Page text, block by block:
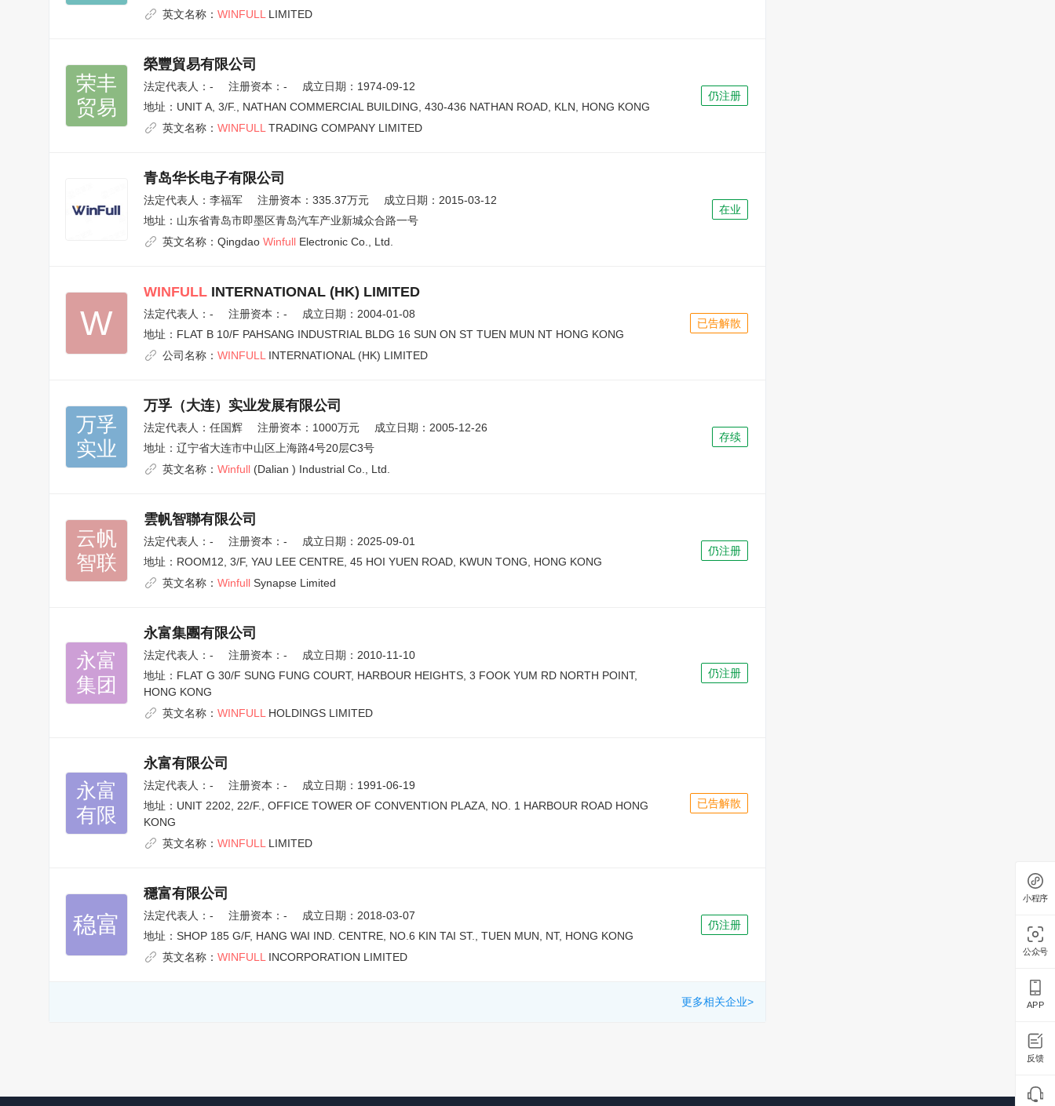
英文名称： WINFULL LIMITED
荣丰
贸易
榮豐貿易有限公司
法定代表人： - 注册资本：-
成立日期：1974-09-12
地址： UNIT A, 3/F., NATHAN COMMERCIAL BUILDING, 430-436 NATHAN ROAD, KLN, HONG KONG
英文名称： WINFULL TRADING COMPANY LIMITED
仍注册
青岛华长电子有限公司
法定代表人： 李福军 注册资本：335.37万元
成立日期：2015-03-12
地址： 山东省青岛市即墨区青岛汽车产业新城众合路一号
英文名称： Qingdao Winfull Electronic Co., Ltd.
在业
W
WINFULL INTERNATIONAL (HK) LIMITED
法定代表人： - 注册资本：-
成立日期：2004-01-08
地址： FLAT B 10/F PAHSANG INDUSTRIAL BLDG 16 SUN ON ST TUEN MUN NT HONG KONG
公司名称： WINFULL INTERNATIONAL (HK) LIMITED
已告解散
万孚
实业
万孚（大连）实业发展有限公司
法定代表人： 任国辉 注册资本：1000万元
成立日期：2005-12-26
地址： 辽宁省大连市中山区上海路4号20层C3号
英文名称： Winfull (Dalian ) Industrial Co., Ltd.
存续
云帆
智联
雲帆智聯有限公司
法定代表人： - 注册资本：-
成立日期：2025-09-01
地址： ROOM12, 3/F, YAU LEE CENTRE, 45 HOI YUEN ROAD, KWUN TONG, HONG KONG
英文名称： Winfull Synapse Limited
仍注册
永富
集团
永富集團有限公司
法定代表人： - 注册资本：-
成立日期：2010-11-10
地址： FLAT G 30/F SUNG FUNG COURT, HARBOUR HEIGHTS, 3 FOOK YUM RD NORTH POINT,
HONG KONG
英文名称： WINFULL HOLDINGS LIMITED
仍注册
永富
有限
永富有限公司
法定代表人： - 注册资本：-
成立日期：1991-06-19
地址： UNIT 2202, 22/F., OFFICE TOWER OF CONVENTION PLAZA, NO. 1 HARBOUR ROAD HONG
KONG
英文名称： WINFULL LIMITED
已告解散
稳富
穩富有限公司
法定代表人： - 注册资本：-
成立日期：2018-03-07
地址： SHOP 185 G/F, HANG WAI IND. CENTRE, NO.6 KIN TAI ST., TUEN MUN, NT, HONG KONG
英文名称： WINFULL INCORPORATION LIMITED
仍注册
更多相关企业>
小程序
公众号
APP
反馈